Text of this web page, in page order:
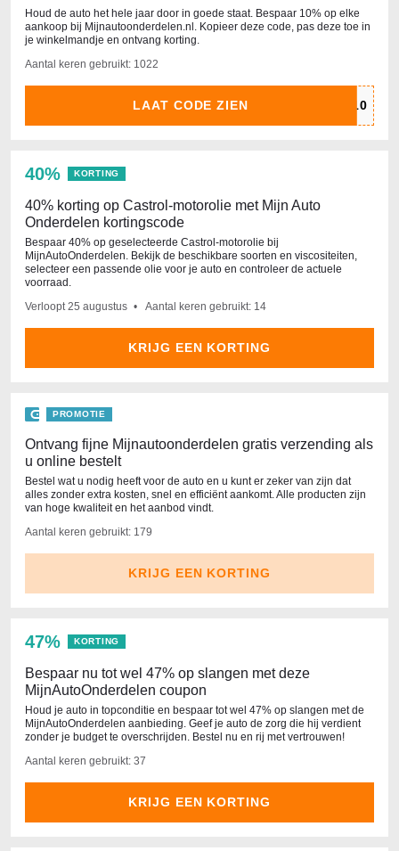
Houd de auto het hele jaar door in goede staat. Bespaar 10% op elke
aankoop bij Mijnautoonderdelen.nl. Kopieer deze code, pas deze toe in
je winkelmandje en ontvang korting.
Aantal keren gebruikt: 1022
LAAT CODE ZIEN
40% KORTING
40% korting op Castrol-motorolie met Mijn Auto
Onderdelen kortingscode
Bespaar 40% op geselecteerde Castrol-motorolie bij
MijnAutoOnderdelen. Bekijk de beschikbare soorten en viscositeiten,
selecteer een passende olie voor je auto en controleer de actuele
voorraad.
Verloopt25 augustus Aantal keren gebruikt: 14
KRIJG EEN KORTING
PROMOTIE
Ontvang fijne Mijnautoonderdelen gratis verzending als
u online bestelt
Bestel wat u nodig heeft voor de auto en u kunt er zeker van zijn dat
alles zonder extra kosten, snel en efficiënt aankomt. Alle producten zijn
van hoge kwaliteit en het aanbod vindt.
Aantal keren gebruikt: 179
KRIJG EEN KORTING
47% KORTING
Bespaar nu tot wel 47% op slangen met deze
MijnAutoOnderdelen coupon
Houd je auto in topconditie en bespaar tot wel 47% op slangen met de
MijnAutoOnderdelen aanbieding. Geef je auto de zorg die hij verdient
zonder je budget te overschrijden. Bestel nu en rij met vertrouwen!
Aantal keren gebruikt: 37
KRIJG EEN KORTING